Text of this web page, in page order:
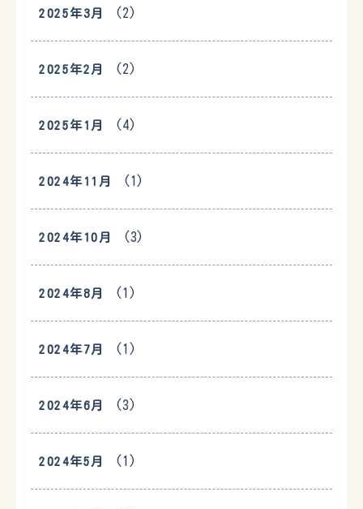
2025年3月 (2)
2025年2月 (2)
2025年1月 (4)
2024年11月 (1)
2024年10月 (3)
2024年8月 (1)
2024年7月 (1)
2024年6月 (3)
2024年5月 (1)